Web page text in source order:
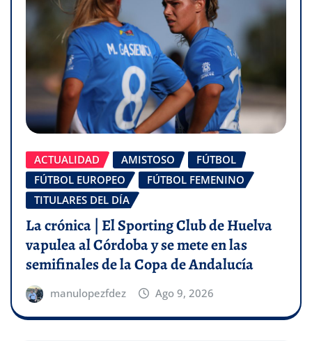
ACTUALIDAD AMISTOSO
FÚTBOL
FÚTBOL EUROPEO
FÚTBOL FEMENINO
TITULARES DEL DÍA
La crónica | El Sporting Club de Huelva
vapulea al Córdoba y se mete en las
semifinales de la Copa de Andalucía
manulopezfdez Ago 9, 2026